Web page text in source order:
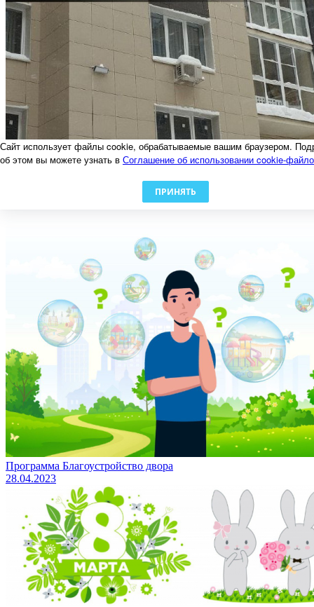
Программа Благоустройство двора
28.04.2023
Сайт использует файлы cookie, обрабатываемые вашим браузером.
об этом вы можете узнать в Соглашение об использовании cookie-
ПРИНЯТЬ